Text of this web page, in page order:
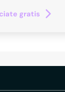
gratis